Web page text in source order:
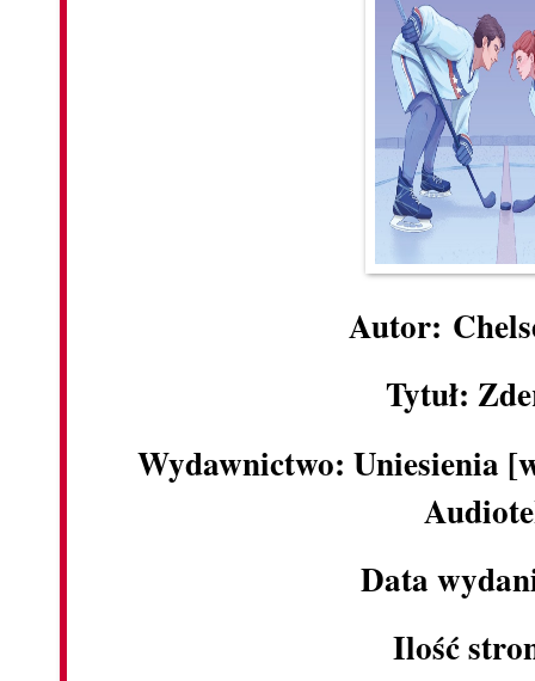
Autor:
Tytuł:
Wydawnictwo: Uniesienia
Data
Ilość